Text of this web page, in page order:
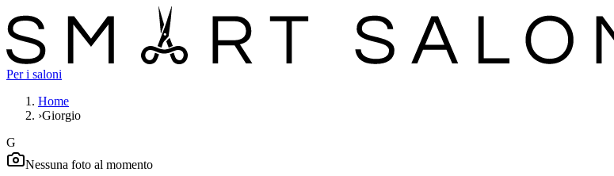
Per i saloni
Home
›Giorgio
G
Nessuna foto al momento